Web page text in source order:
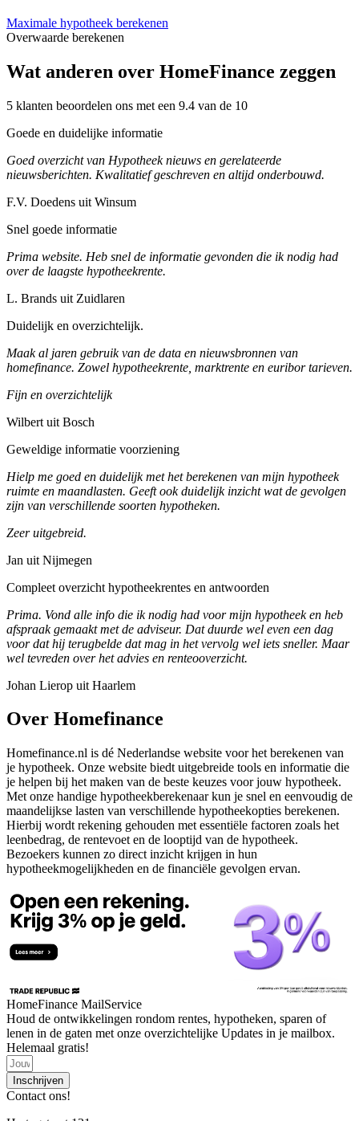
Maximale hypotheek berekenen
Overwaarde berekenen
Wat anderen over HomeFinance zeggen
5 klanten beoordelen ons met een 9.4 van de 10
Goede en duidelijke informatie
Goed overzicht van Hypotheek nieuws en gerelateerde
nieuwsberichten. Kwalitatief geschreven en altijd onderbouwd.
F.V. Doedens uit Winsum
Snel goede informatie
Prima website. Heb snel de informatie gevonden die ik nodig had
over de laagste hypotheekrente.
L. Brands uit Zuidlaren
Duidelijk en overzichtelijk.
Maak al jaren gebruik van de data en nieuwsbronnen van
homefinance. Zowel hypotheekrente, marktrente en euribor tarieven.
Fijn en overzichtelijk
Wilbert uit Bosch
Geweldige informatie voorziening
Hielp me goed en duidelijk met het berekenen van mijn hypotheek
ruimte en maandlasten. Geeft ook duidelijk inzicht wat de gevolgen
zijn van verschillende soorten hypotheken.
Zeer uitgebreid.
Jan uit Nijmegen
Compleet overzicht hypotheekrentes en antwoorden
Prima. Vond alle info die ik nodig had voor mijn hypotheek en heb
afspraak gemaakt met de adviseur. Dat duurde wel even een dag
voor dat hij terugbelde dat mag in het vervolg wel iets sneller. Maar
wel tevreden over het advies en renteooverzicht.
Johan Lierop uit Haarlem
Over Homefinance
Homefinance.nl is dé Nederlandse website voor het berekenen van
je hypotheek. Onze website biedt uitgebreide tools en informatie die
je helpen bij het maken van de beste keuzes voor jouw hypotheek.
Met onze handige hypotheekberekenaar kun je snel en eenvoudig de
maandelijkse lasten van verschillende hypotheekopties berekenen.
Hierbij wordt rekening gehouden met essentiële factoren zoals het
leenbedrag, de rentevoet en de looptijd van de hypotheek.
Bezoekers kunnen zo direct inzicht krijgen in hun
hypotheekmogelijkheden en de financiële gevolgen ervan.
HomeFinance MailService
Houd de ontwikkelingen rondom rentes, hypotheken, sparen of
lenen in de gaten met onze overzichtelijke Updates in je mailbox.
Helemaal gratis!
Inschrijven
Contact ons!